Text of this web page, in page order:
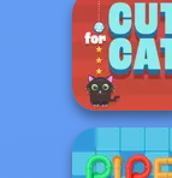
Stickjet
Challenge